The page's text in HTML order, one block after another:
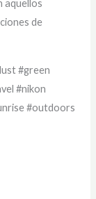
aquellos
de
#green
#nikon
#outdoors